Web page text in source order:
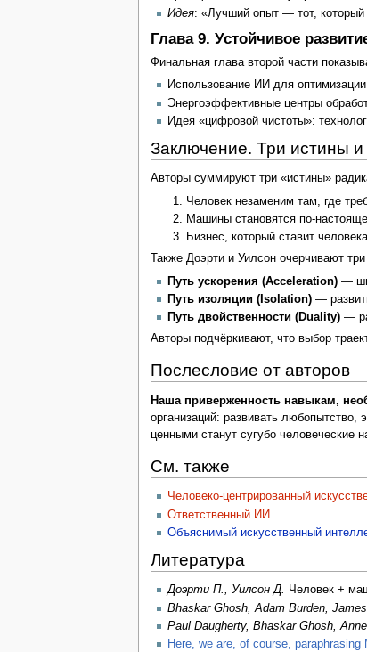
Идея: «Лучший опыт — тот, который
Глава 9. Устойчивое
Финальная глава второй части
Использование ИИ для
Энергоэффективные центры
Идея «цифровой чистоты»:
Заключение. Три истины
Авторы суммируют три «истины»
Человек незаменим там, где
Машины становятся по-
Бизнес, который ставит
Также Доэрти и Уилсон очерчивают
Путь ускорения (Acceleration)—
Путь изоляции (Isolation)—
Путь двойственности (Duality)—
Авторы подчёркивают, что выбор
Послесловие от авторов
Наша приверженность навыкам,
организаций: развивать
ценными станут сугубо человеческие
См. также
Человеко-центрированный
Ответственный ИИ
Объяснимый искусственный
Литература
Доэрти П., Уилсон Д. Человек +
Bhaskar Ghosh, Adam Burden, James
Paul Daugherty, Bhaskar Ghosh,
Here, we are, of course, paraphrasing